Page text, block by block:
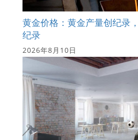
黄金价格：黄金产量创纪录
纪录
2026年8月10日